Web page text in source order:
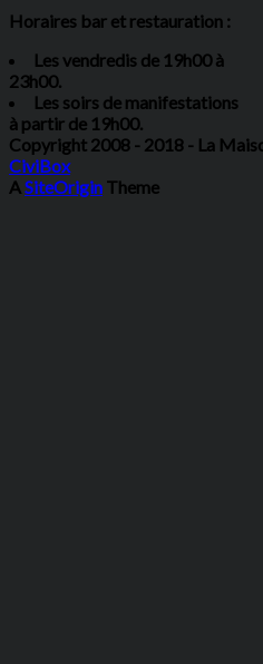
Horaires bar et restauration :
Les vendredis de 19h00 à
23h00.
Les soirs de manifestations
à partir de 19h00.
Copyright 2008 - 2018 - La
CiviBox
ASiteOrigin Theme